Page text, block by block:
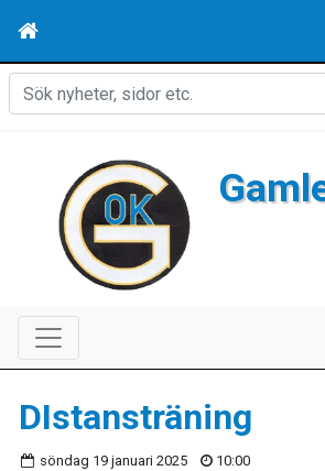
DIstansträning
söndag 19 januari 2025 10:00